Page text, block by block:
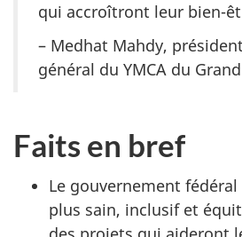
qui accroîtront leur bien-
– Medhat Mahdy,
général du YMCA du
Faits en bref
Le gouvernement
plus sain, inclusif et